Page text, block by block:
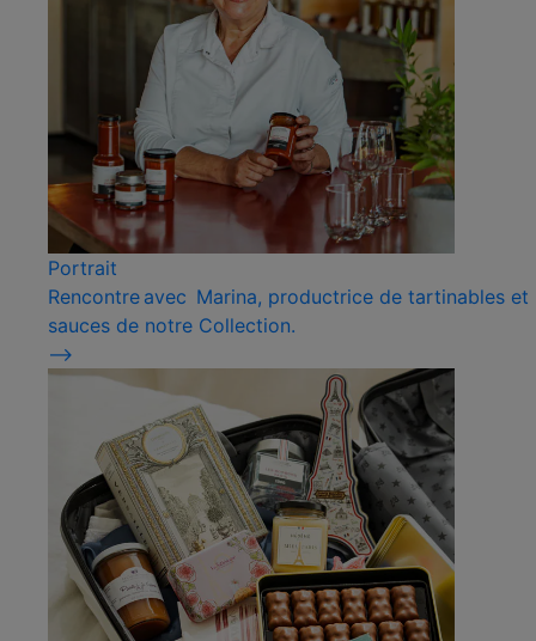
Portrait
Rencontre avec Marina, productrice de tartinables et
sauces de notre Collection.
⟶